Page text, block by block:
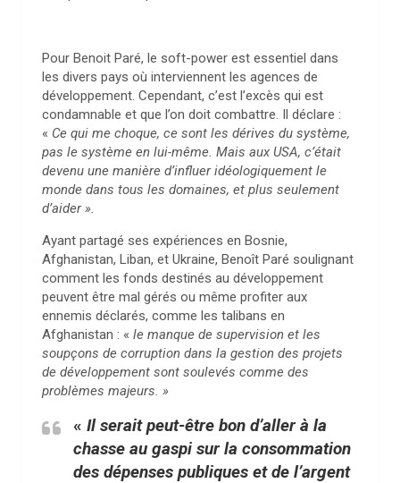
Pour Benoit Paré, le soft-power est essentiel dans
les divers pays où interviennent les agences de
développement. Cependant, c’est l’excès qui est
condamnable et que l’on doit combattre. Il déclare :
« Ce qui me choque, ce sont les dérives du système,
pas le système en lui-même. Mais aux USA, c’était
devenu une manière d’influer idéologiquement le
monde dans tous les domaines, et plus seulement
d’aider ».
Ayant partagé ses expériences en Bosnie,
Afghanistan, Liban, et Ukraine, Benoît Paré soulignant
comment les fonds destinés au développement
peuvent être mal gérés ou même profiter aux
ennemis déclarés, comme les talibans en
Afghanistan : « le manque de supervision et les
soupçons de corruption dans la gestion des projets
de développement sont soulevés comme des
problèmes majeurs. »
« Il serait peut-être bon d’aller à la
chasse au gaspi sur la consommation
des dépenses publiques et de l’argent